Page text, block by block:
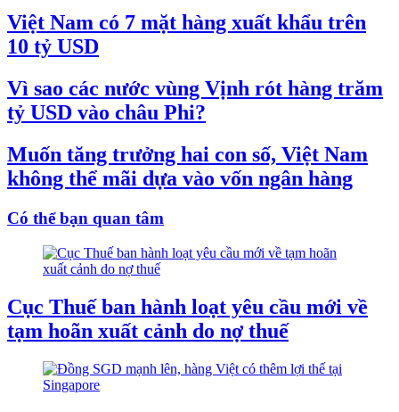
Việt Nam có 7 mặt hàng xuất khẩu trên
10 tỷ USD
Vì sao các nước vùng Vịnh rót hàng trăm
tỷ USD vào châu Phi?
Muốn tăng trưởng hai con số, Việt Nam
không thể mãi dựa vào vốn ngân hàng
Có thể bạn quan tâm
Cục Thuế ban hành loạt yêu cầu mới về
tạm hoãn xuất cảnh do nợ thuế